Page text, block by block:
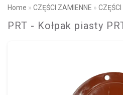
Home CZĘŚCI ZAMIENNE
PRT - Kołpak piasty